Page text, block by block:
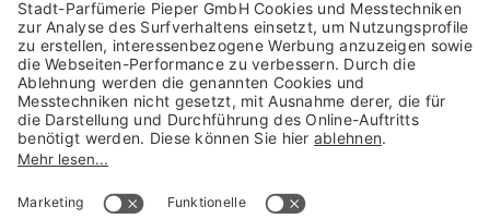
Trusted Shops Mitglied seit 2010